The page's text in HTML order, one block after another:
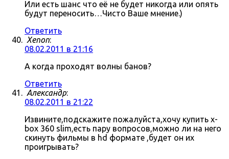
Или есть шанс что её не будет никогда или опять
будут переносить…Чисто Ваше мнение.)
Ответить
Xenon:
08.02.2011 в 21:16
А когда проходят волны банов?
Ответить
Александр:
08.02.2011 в 21:22
Извините,подскажите пожалуйста,хочу купить x-
box 360 slim,есть пару вопросов,можно ли на него
скинуть фильмы в hd формате ,будет он их
проигрывать?